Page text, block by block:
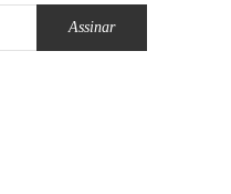
Assinar